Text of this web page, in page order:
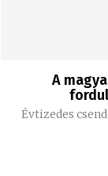
A
Évtizedes